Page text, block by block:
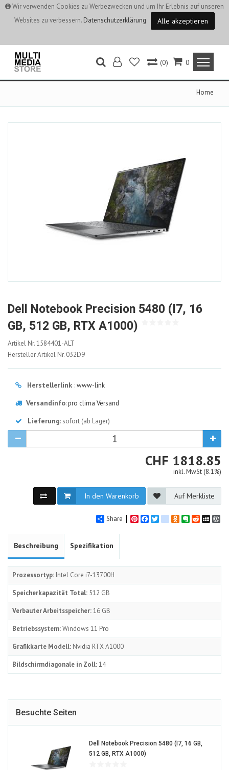
Wir verwenden Cookies zu Werbezwecken und um Ihr Erlebnis auf unseren
Websites zu verbessern. Datenschutzerklärung Alle akzeptieren
0
(0)
Home
Dell Notebook Precision 5480 (i7, 16
GB, 512 GB, RTX A1000)
1584401-
ALT
Artikel Nr.1584401-ALT
Hersteller Artikel Nr. 032D9
Herstellerlink :www-link
Versandinfo:pro clima Versand
Lieferung: sofort (ab Lager)
CHF CHF
1818.85
inkl. MwSt (8.1%)
In den Warenkorb Auf Merkliste
Share PinterestFacebook
Twittergoogle_bookmarks
Odnoklassniki
Evernote
Reddit
Beschreibung Spezifikation
Prozessortyp: Intel Core i7-13700H
Speicherkapazität Total: 512 GB
Verbauter Arbeitsspeicher:16 GB
Betriebssystem:Windows 11 Pro
Grafikkarte Modell: Nvidia RTX A1000
Bildschirmdiagonale in Zoll:14
Besuchte Seiten
Dell Notebook Precision 5480 (i7, 16 GB,
512 GB, RTX A1000)